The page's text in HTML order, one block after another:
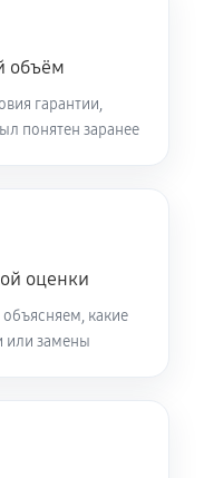
объём
гарантии,
понятен заранее
оценки
какие
или замены